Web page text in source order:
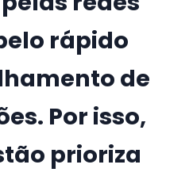
rápido
de
Por isso,
prioriza